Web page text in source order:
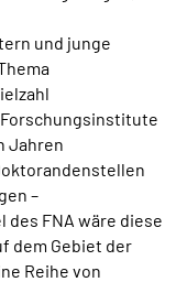
und junge
Jahren
–
des FNA wäre diese
dem Gebiet der
Reihe von